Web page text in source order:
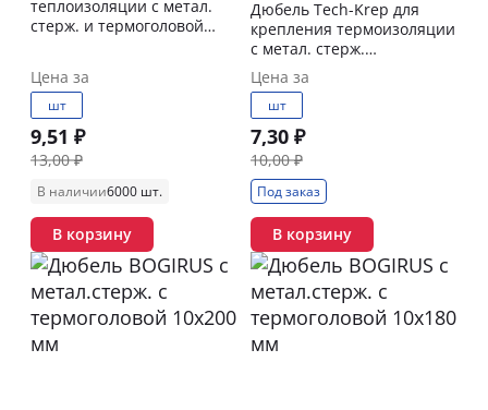
теплоизоляции с метал.
стерж. и термоголовой
Цена за
шт
9,51 ₽
13,00 ₽
В наличии6000 шт.
В корзину
Дюбель Tech-Krep для
крепления термоизоляции
с метал. стерж.
термоголовкой 10х80 мм
Цена за
шт
7,30 ₽
10,00 ₽
Под заказ
В корзину